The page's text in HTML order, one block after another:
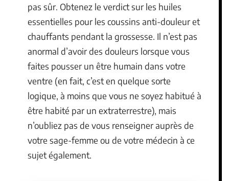
pas sûr. Obtenez le verdict sur les huiles
essentielles pour les coussins anti-douleur et
chauffants pendant la grossesse. Il n’est pas
anormal d’avoir des douleurs lorsque vous
faites pousser un être humain dans votre
ventre (en fait, c’est en quelque sorte
logique, à moins que vous ne soyez habitué à
être habité par un extraterrestre), mais
n’oubliez pas de vous renseigner auprès de
votre sage-femme ou de votre médecin à ce
sujet également.